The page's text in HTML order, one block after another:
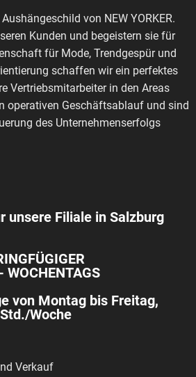
von NEW YORKER.
Kunden und begeistern sie für
für Mode, Trendgespür und
schaffen wir ein perfektes
Vertriebsmitarbeiter in den Areas
operativen Geschäftsablauf und sind
des Unternehmenserfolgs
unsere Filiale in Salzburg
WOCHENTAGS
von Montag bis Freitag,
Woche
Verkauf